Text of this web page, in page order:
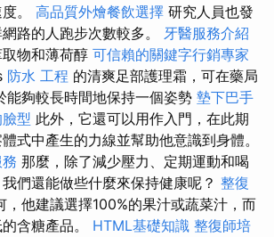
。 高品質外燴餐飲選擇 研究人員也發
路的人跑步次數較多。 牙醫服務介紹
物和薄荷醇 可信賴的關鍵字行銷專家
防水 工程 的清爽足部護理霜，可在藥局
能夠較長時間地保持一個姿勢 墊下巴手
型 此外，它還可以用作入門，在此期
式中產生的力線並幫助他意識到身體。
那麼，除了減少壓力、定期運動和喝
們還能做些什麼來保持健康呢？ 整復
，他建議選擇100%的果汁或蔬菜汁，而
含糖產品。 HTML基礎知識 整復師培